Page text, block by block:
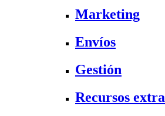
Marketing
Envíos
Gestión
Recursos extra